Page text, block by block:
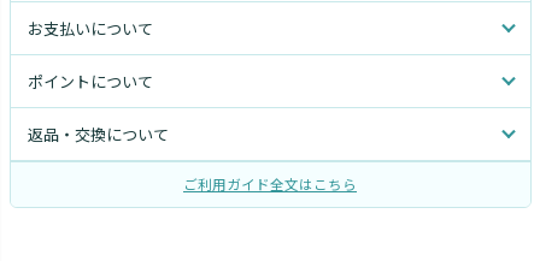
お支払いについて
ポイントについて
返品・交換について
ご利用ガイド全文はこちら